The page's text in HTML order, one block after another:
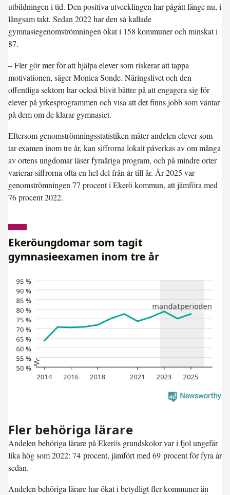
utbildningen i tid. Den positiva utvecklingen har pågått länge nu, i
långsam takt. Sedan 2022 har den så kallade
gymnasiegenomströmningen ökat i 158 kommuner och minskat i
87.
– Fler gör mer för att hjälpa elever som riskerar att tappa
motivationen, säger Monica Sonde. Näringslivet och den
offentliga sektorn har också blivit bättre på att engagera sig för
elever på yrkesprogrammen och visa att det finns jobb som väntar
på dem om de klarar gymnasiet.
Eftersom genomströmningsstatistiken mäter andelen elever som
tar examen inom tre år, kan siffrorna lokalt påverkas av om många
av ortens ungdomar läser fyraåriga program, och på mindre orter
varierar siffrorna ofta en hel del från år till år. År 2025 var
genomströmningen 77 procent i Ekerö kommun, att jämföra med
76 procent 2022.
Fler behöriga lärare
Andelen behöriga lärare på Ekerös grundskolor var i fjol ungefär
lika hög som 2022: 74 procent, jämfört med 69 procent för fyra år
sedan.
Andelen behöriga lärare har ökat i betydligt fler kommuner än